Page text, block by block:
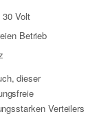
Volt
Betrieb
dieser
Verteilers